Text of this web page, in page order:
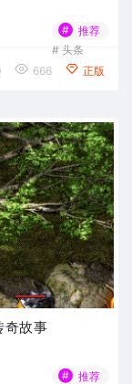
#
推荐
# 头条
666 正版
奇故事
#
推荐